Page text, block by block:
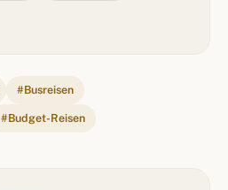
#Busreisen
#Budget-Reisen